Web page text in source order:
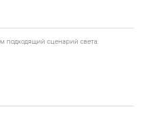
подходящий сценарий света.